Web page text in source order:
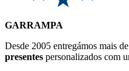
GARRAMPA
Desde 2005 entregámos mais de
presentes personalizados com